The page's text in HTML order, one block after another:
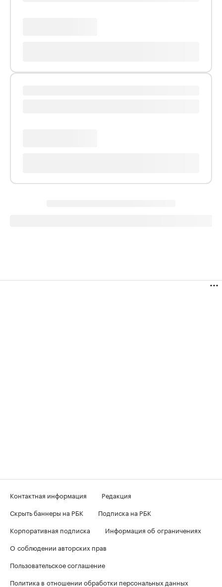
Контактная информация
Редакция
Скрыть баннеры на РБК
Подписка на РБК
Корпоративная подписка
Информация об ограничениях
О соблюдении авторских прав
Пользовательское соглашение
Политика в отношении обработки персональных данных